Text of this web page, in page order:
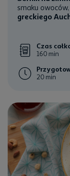
smaku
greckiego
Czas
160 min
20 min